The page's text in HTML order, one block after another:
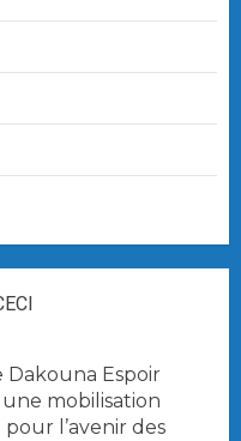
Dakouna Espoir
mobilisation
l’avenir des